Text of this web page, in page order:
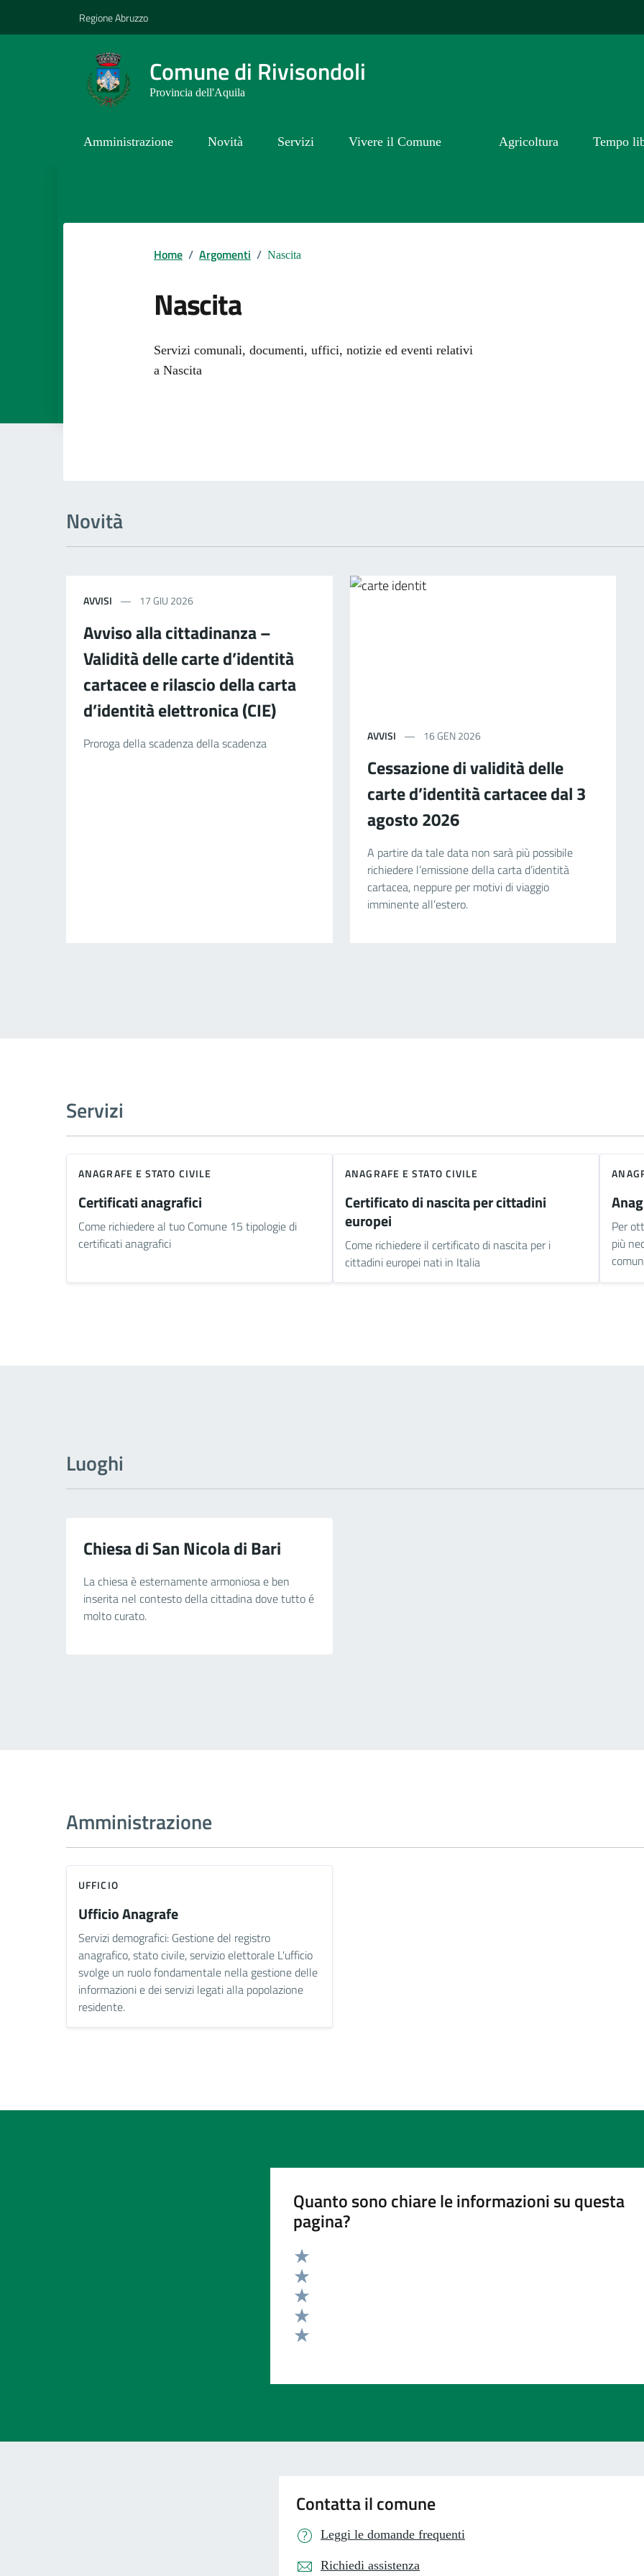
Regione Abruzzo
Comune di Rivisondoli
Provincia dell'Aquila
Amministrazione Novità Servizi Vivere il Comune Agricoltura Tempo
Home / Argomenti / Nascita
Nascita
Dettagli dell'argomento
Servizi comunali, documenti, uffici, notizie ed eventi relativi
a Nascita
Novità
AVVISI 17 GIU 2026
Avviso alla cittadinanza –
Validità delle carte d’identità
cartacee e rilascio della carta
d’identità elettronica (CIE)
Proroga della scadenza della scadenza AVVISI 16 GEN 2026
Cessazione di validità delle
carte d’identità cartacee dal 3
agosto 2026
A partire da tale data non sarà più possibile
richiedere l’emissione della carta d’identità
cartacea, neppure per motivi di viaggio
imminente all’estero.
Servizi
ANAGRAFE E STATO CIVILE
Certificati anagrafici
Come richiedere al tuo Comune 15 tipologie di
certificati anagrafici
ANAGRAFE E STATO CIVILE
Certificato di nascita per cittadini
europei
Come richiedere il certificato di nascita per i
cittadini europei nati in Italia
Per
più
Luoghi
Chiesa di San Nicola di Bari
La chiesa è esternamente armoniosa e ben
inserita nel contesto della cittadina dove tutto é
molto curato.
Amministrazione
UFFICIO
Ufficio Anagrafe
Servizi demografici: Gestione del registro
anagrafico, stato civile, servizio elettorale L'ufficio
svolge un ruolo fondamentale nella gestione delle
informazioni e dei servizi legati alla popolazione
residente.
Quanto sono chiare le informazioni su questa
pagina?
Valuta 5 stelle su 5
Valuta 4 stelle su 5
Valuta 3 stelle su 5
Valuta 2 stelle su 5
Contatta il comune
Leggi le domande frequenti
Richiedi assistenza